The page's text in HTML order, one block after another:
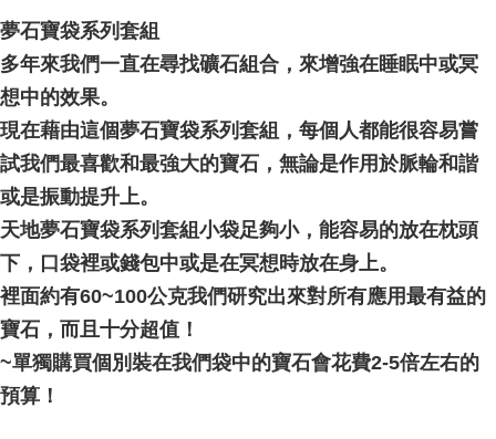
夢石寶袋系列套組
多年來我們一直在尋找礦石組合，來增強在睡眠中或冥
想中的效果。
現在藉由這個夢石寶袋系列套組，每個人都能很容易嘗
試我們最喜歡和最強大的寶石，無論是作用於脈輪和諧
或是振動提升上。
天地夢石寶袋系列套組小袋足夠小，能容易的放在枕頭
下，口袋裡或錢包中或是在冥想時放在身上。
裡面約有60~100公克我們研究出來對所有應用最有益的
寶石，而且十分超值！
~單獨購買個別裝在我們袋中的寶石會花費2-5倍左右的
預算！